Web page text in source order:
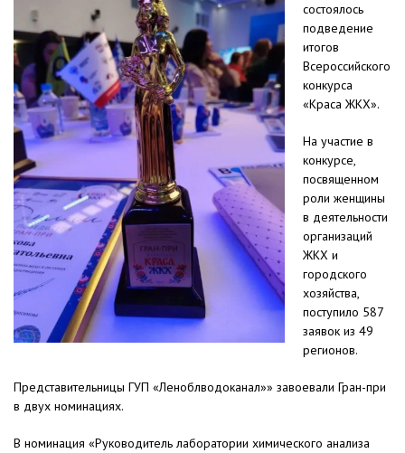
состоялось
подведение
итогов
Всероссийского
конкурса
«Краса ЖКХ».
На участие в
конкурсе,
посвященном
роли женщины
в деятельности
организаций
ЖКХ и
городского
хозяйства,
поступило 587
заявок из 49
регионов.
Представительницы ГУП «Леноблводоканал»» завоевали Гран-при
в двух номинациях.
В номинация «Руководитель лаборатории химического анализа